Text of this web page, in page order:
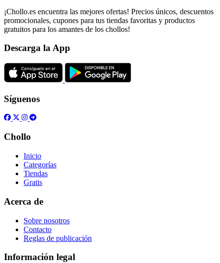
¡Chollo.es encuentra las mejores ofertas! Precios únicos, descuentos
promocionales, cupones para tus tiendas favoritas y productos
gratuitos para los amantes de los chollos!
Descarga la App
Síguenos
Chollo
Inicio
Categorías
Tiendas
Gratis
Acerca de
Sobre nosotros
Contacto
Reglas de publicación
Información legal